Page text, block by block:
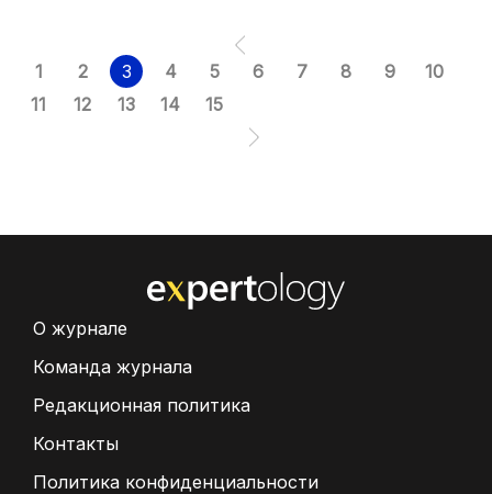
1 2 3 4 5 6 7 8 9
10
11
12 13 14 15
О журнале
Команда журнала
Редакционная политика
Контакты
Политика конфиденциальности